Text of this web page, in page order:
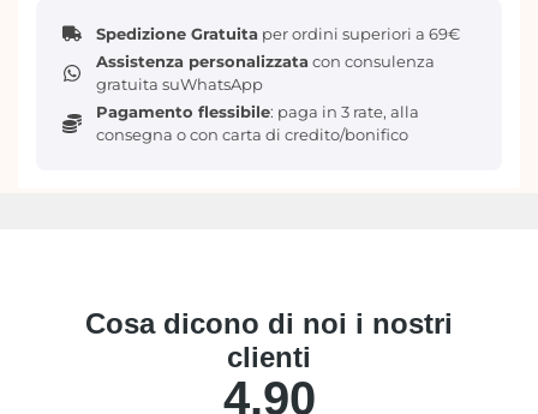
Papier Tissu Tea Party Whirlwind!
Questo straordinario foglio di carta, parte della
collezione Lost in Wonderland,
cuore di un tè pazzoinsieme al Cappellaio Matto.
uniche, realizzare biglietti, album e molto altro.
Dimensioni generose:48,26 x 76,20 cm per darti
ampia libertà creativa.
Spedizione Gratuita per ordini superiori a 69€
Assistenza personalizzata con consulenza
gratuita suWhatsApp
Pagamento flessibile: paga in 3 rate, alla
consegna o con carta di credito/bonifico